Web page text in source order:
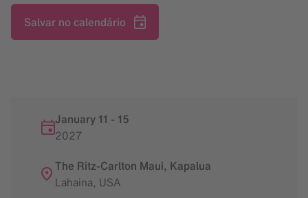
Salvar no calendário
January 11 - 15
2027
The Ritz-Carlton Maui, Kapalua
Lahaina, USA